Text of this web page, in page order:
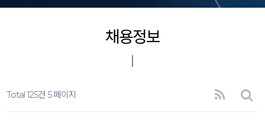
채용정보
Total 125건 5 페이지